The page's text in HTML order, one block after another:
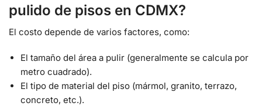
pulido de pisos en CDMX?
El costo depende de varios factores, como:
El tamaño del área a pulir (generalmente se calcula por
metro cuadrado).
El tipo de material del piso (mármol, granito, terrazo,
concreto, etc.).